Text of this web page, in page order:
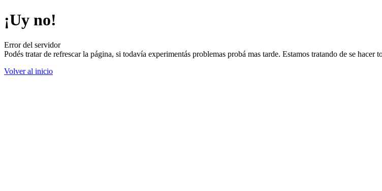
¡Uy no!
Error del servidor
Podés tratar de refrescar la página, si todavía experimentás problemas probá mas tarde. Estamos tratando de se
Volver al inicio